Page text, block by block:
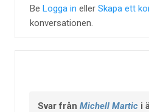
Be Logga in eller Skapa ett
konversationen.
Svar från Michell Martic i